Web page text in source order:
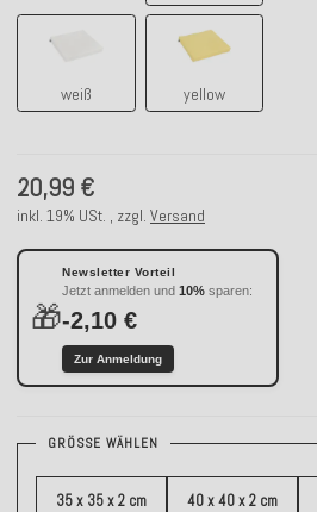
weiß yellow
yellow
20,99 €
inkl. 19% USt. , zzgl. Versand
🎁
Newsletter Vorteil
Jetzt anmelden und 10% sparen:
-2,10 €
Zur Anmeldung
GRÖSSE WÄHLEN
35 x 35 x 2 cm 40 x 40 x 2 cm